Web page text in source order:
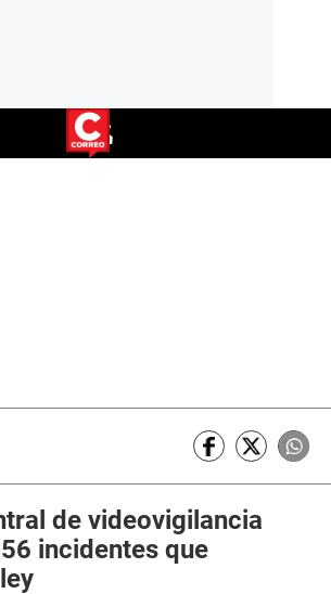
de videovigilancia
incidentes que